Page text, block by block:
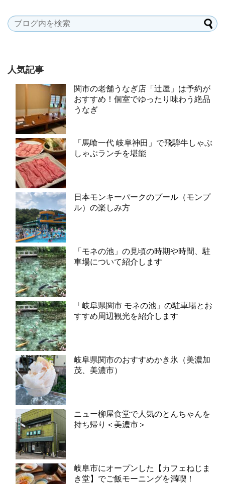
人気記事
関市の老舗うなぎ店「辻屋」は予約が
おすすめ！個室でゆったり味わう絶品
うなぎ
「馬喰一代 岐阜神田」で飛騨牛しゃぶ
しゃぶランチを堪能
日本モンキーパークのプール（モンプ
ル）の楽しみ方
「モネの池」の見頃の時期や時間、駐
車場について紹介します
「岐阜県関市 モネの池」の駐車場とお
すすめ周辺観光を紹介します
岐阜県関市のおすすめかき氷（美濃加
茂、美濃市）
ニュー柳屋食堂で人気のとんちゃんを
持ち帰り＜美濃市＞
岐阜市にオープンした【カフェねじま
き堂】でご飯モーニングを満喫！